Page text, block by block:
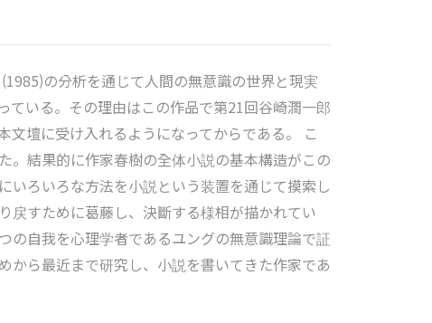
の分析を通じて人間の無意識の世界と現実
いる。その理由はこの作品で第21回谷崎潤一郎
壇に受け入れるようになってからである。 こ
。結果的に作家春樹の全体小説の基本構造がこの
いろいろな方法を小説という装置を通じて摸索し
戻すために葛藤し、決斷する様相が描かれてい
の自我を心理学者であるユングの無意識理論で証
から最近まで研究し、小説を書いてきた作家であ